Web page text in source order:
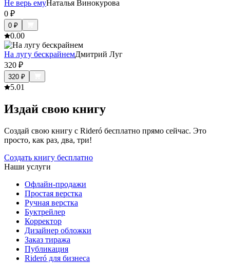
Не верь емуНаталья Винокурова
0 ₽
0 ₽
0.00
На лугу бескрайнемДмитрий Луг
320 ₽
320 ₽
5.01
Издай свою книгу
Создай свою книгу с Rideró бесплатно прямо сейчас. Это
просто, как раз, два, три!
Создать книгу бесплатно
Наши услуги
Офлайн-продажи
Простая верстка
Ручная верстка
Буктрейлер
Корректор
Дизайнер обложки
Заказ тиража
Публикация
Rideró для бизнеса